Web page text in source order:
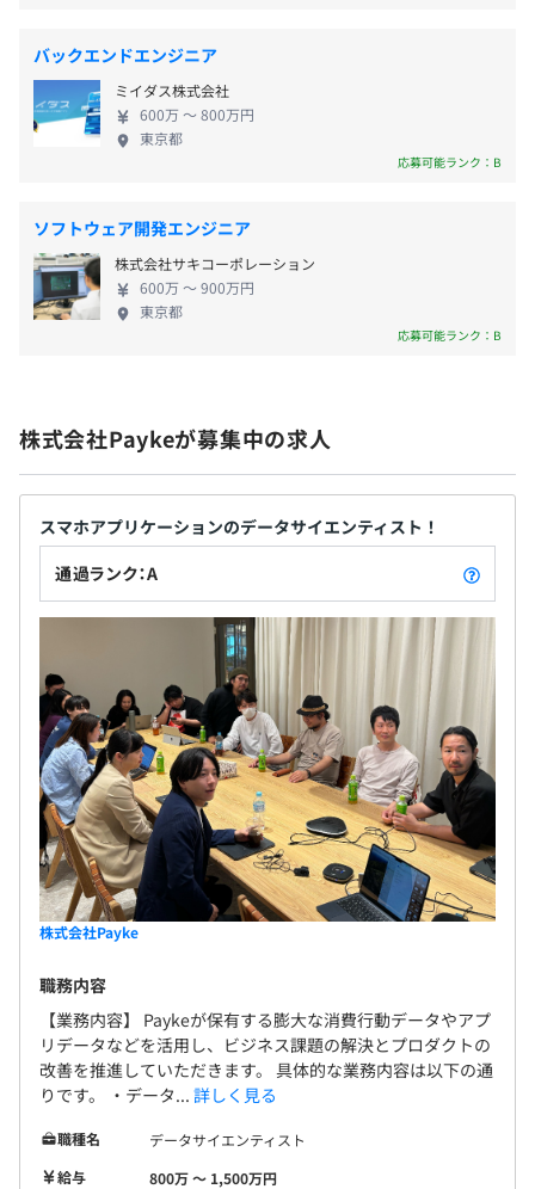
Docker、Terraform
BigQuery、Elasticsearch
【開発環境】
・構成管理：GitHub
・タスク管理：GitHub Issues
・プロジェクト管理：GitHub Projects
・CI/CD：GitHub Actions
・ドキュメント：esa.io、Notion、Google Drive
・コミュニケーション：Slack、Google Workspace
【技術スタック】
バックエンド
・言語：TypeScript
・フレームワーク：NestJS（Express.js）
・データストア：PostgreSQL、Redis
・ORM：Prisma
・API：REST、OpenAPI/Swagger
・非同期・バッチ：BullMQ（Queue/Worker）
・CI/CD：GitHub Actions
・コンテナ/IaC：Docker、Terraform
・テスト：Jest、Supertest
※旧環境（稼働中）：FuelPHP、MySQL、Redis、
Elasticsearch、Azure等
フロントエンド
昇給：年1回
無期雇用
6カ月（条件などの変更はありません）
整備されている一方で、商品の情報を一緒に提供し
なければならないという 現実を目の当たりにし、
Paykeを創業。 「訪日外国人客が、もずくを手に取
った時、見ただけではすぐには買おうとは思わない
だろう。 しかし、そこに詳しい説明や健康効果、調
媒介を活用し、商品情報を届けるというアイデアが
生まれます。 Paykeアプリでは、訪日外国人向けに商
品情報の多言語化だけでなく、 日本の商品や旅行体
験に関する記事メディアを展開したり、クーポン情
品・旅行チケットなどの予約など、 日本での旅行体
験をさらに豊かにするサービス開発を進め、更なる
利用者拡大を目指していきます。 また同時に、海外
での利用を想定し、日本商品だけでなく海外商品の
対応や、越境ECサービス展開も視野に入れていま
す。 それにより、訪日後の外国人ユーザや、海外に
行く日本人、 日本以外の海外に出かける海外客ユー
ザ（韓国に旅行に行く中国人など）をもターゲット
にしていくことが可能で、 更なる利用者の拡大、経
済圏の拡充を実現していきます。
バックエンドエンジニア
ミイダス株式会社
600万 〜 800万円
東京都
応募可能ランク：B
ソフトウェア開発エンジニア
株式会社サキコーポレーション
600万 〜 900万円
東京都
応募可能ランク：B
株式会社Paykeが募集中の求人
スマホアプリケーションのデータサイエンティスト！
通過ランク：A
株式会社Payke
職務内容
【業務内容】 Paykeが保有する膨大な消費行動データやアプ
リデータなどを活用し、ビジネス課題の解決とプロダクトの
改善を推進していただきます。 具体的な業務内容は以下の通
りです。 ・データ... 詳しく見る
職種名
データサイエンティスト
給与
800万 〜 1,500万円